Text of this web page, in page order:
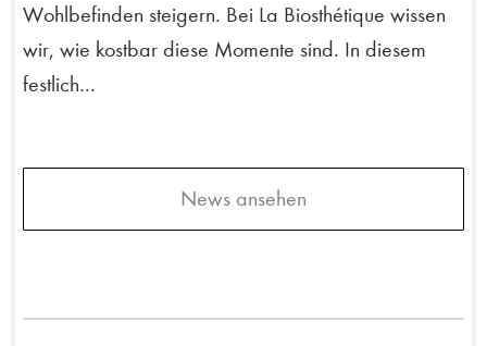
Wohlbefinden steigern. Bei La Biosthétique wissen
wir, wie kostbar diese Momente sind. In diesem
festlich...
News ansehen